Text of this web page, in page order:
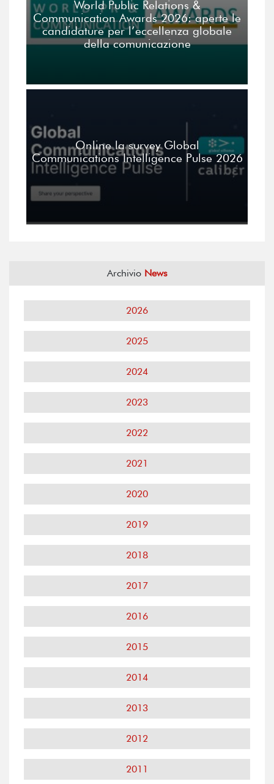
World Public Relations &
Communication Awards 2026: aperte le
candidature per l’eccellenza globale
della comunicazione
Online la survey Global
Communications Intelligence Pulse 2026
Archivio News
2026
2025
2024
2023
2022
2021
2020
2019
2018
2017
2016
2015
2014
2013
2012
2011